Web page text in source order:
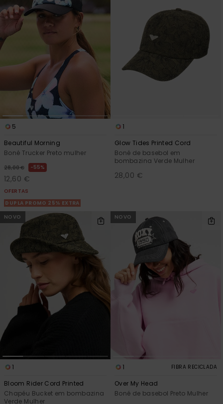
5
Beautiful Morning
Boné Trucker Preto mulher
28,00 € 55%
12,60 €
OFERTAS
DUPLA PROMO 25% EXTRA
1
Glow Tides Printed Cord
Boné de basebol em
bombazina Verde Mulher
28,00 €
NOVO
1
Bloom Rider Cord Printed
Chapéu Bucket em bombazina
Verde Mulher
NOVO
1 FIBRA RECICLADA
Over My Head
Boné de basebol Preto Mulher